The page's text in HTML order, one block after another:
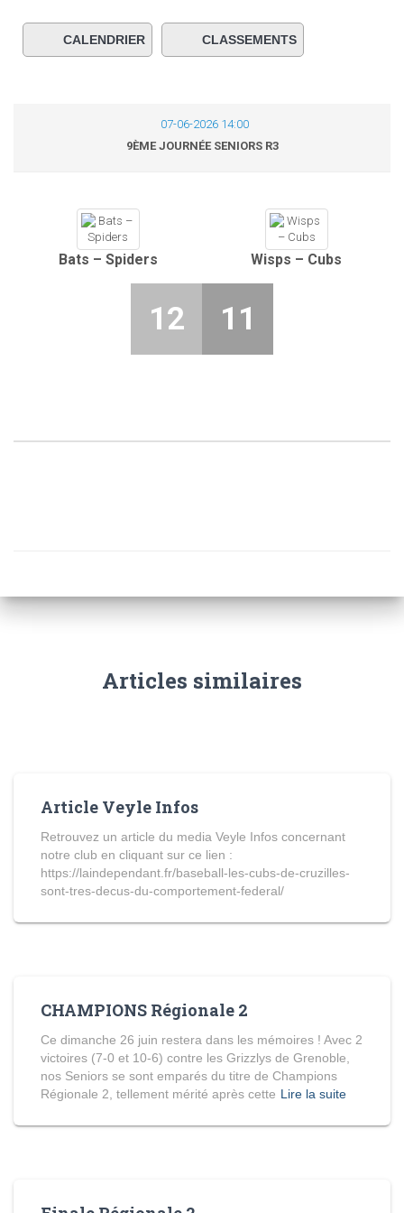
CALENDRIER CLASSEMENTS
07-06-2026 14:00
9ÈME JOURNÉE SENIORS R3
Bats – Spiders Wisps – Cubs
12 11
Articles similaires
Article Veyle Infos
Retrouvez un article du media Veyle Infos concernant
notre club en cliquant sur ce lien :
https://laindependant.fr/baseball-les-cubs-de-cruzilles-
sont-tres-decus-du-comportement-federal/
CHAMPIONS Régionale 2
Ce dimanche 26 juin restera dans les mémoires ! Avec 2
victoires (7-0 et 10-6) contre les Grizzlys de Grenoble,
nos Seniors se sont emparés du titre de Champions
Régionale 2, tellement mérité après cette Lire la suite